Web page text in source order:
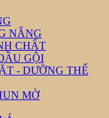
NẮNG
CHẤT
GỘI
- DƯỠNG THỂ
MỜ